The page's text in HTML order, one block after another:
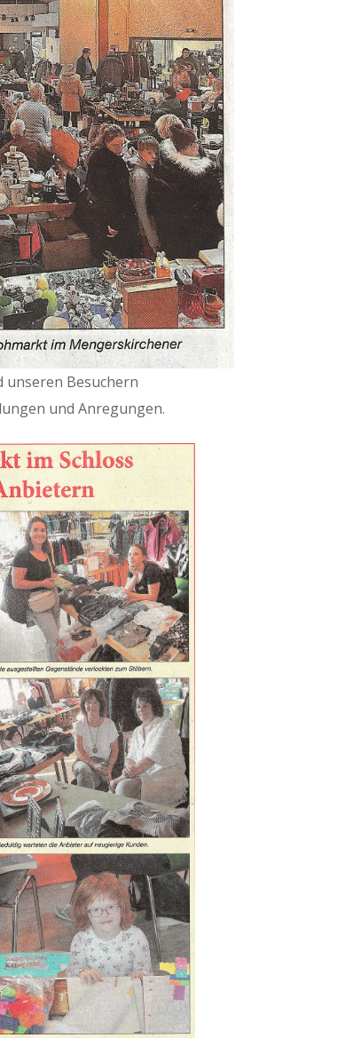
unseren Besuchern
und Anregungen.